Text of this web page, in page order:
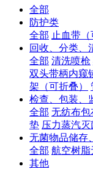
全部
防护类
全部 止血带（
回收、分类、
全部 清洗喷枪
双头带柄内窥
架（可折叠）
检查、包装、
全部 无纺布包
垫 压力蒸汽灭
无菌物品储存
全部 航空树脂
其他